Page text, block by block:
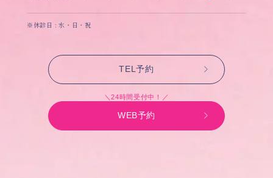
※休診日 : 水・日・祝
TEL予約
＼24時間受付中！／
WEB予約